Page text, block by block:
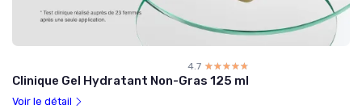
4.7 ☆☆☆☆☆
★★★★★
Clinique Gel Hydratant Non-Gras 125 ml
Voir le détail